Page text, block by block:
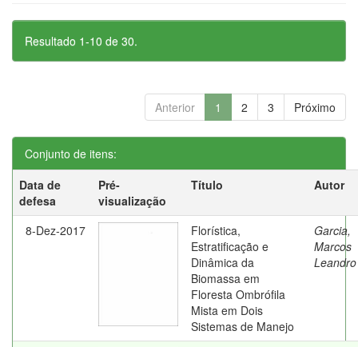
Resultado 1-10 de 30.
Anterior 1 2 3 Próximo
Conjunto de itens:
Data de
defesa
Pré-
visualização
Título Autor
8-Dez-2017
Florística,
Estratificação e
Dinâmica da
Biomassa em
Floresta Ombrófila
Mista em Dois
Sistemas de Manejo
Garcia,
Marcos
Leandro